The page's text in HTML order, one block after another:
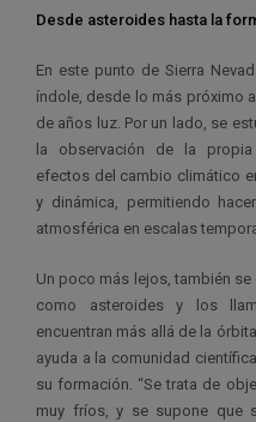
Desde asteroides hasta la
En este punto de Sierra
índole, desde lo más próximo
de años luz. Por un lado, se
la observación de la
efectos del cambio climático
y dinámica, permitiendo
atmosférica en escalas
Un poco más lejos, también
como asteroides y los
encuentran más allá de la
ayuda a la comunidad
su formación. “Se trata de
muy fríos, y se supone que